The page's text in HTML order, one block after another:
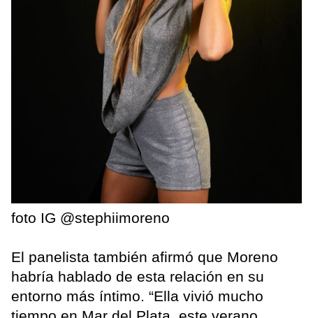
foto IG @stephiimoreno
El panelista también afirmó que Moreno
habría hablado de esta relación en su
entorno más íntimo. “Ella vivió mucho